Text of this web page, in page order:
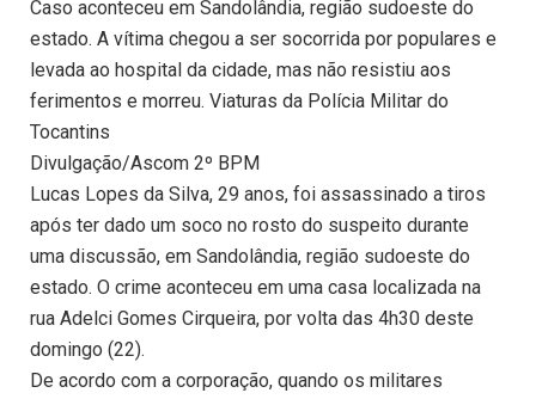
Caso aconteceu em Sandolândia, região sudoeste do
estado. A vítima chegou a ser socorrida por populares e
levada ao hospital da cidade, mas não resistiu aos
ferimentos e morreu. Viaturas da Polícia Militar do
Tocantins
Divulgação/Ascom 2º BPM
Lucas Lopes da Silva, 29 anos, foi assassinado a tiros
após ter dado um soco no rosto do suspeito durante
uma discussão, em Sandolândia, região sudoeste do
estado. O crime aconteceu em uma casa localizada na
rua Adelci Gomes Cirqueira, por volta das 4h30 deste
domingo (22).
De acordo com a corporação, quando os militares